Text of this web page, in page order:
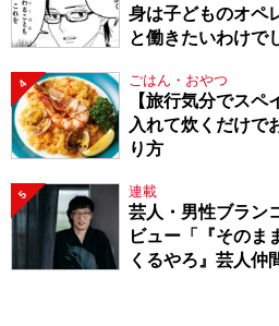
身は子どものオペ
と働きたいわけで
4 ごはん・おやつ
【旅行気分でス
入れて炊くだけで
り方
5 連載
芸人・男性ブラン
ビュー「『そのま
くるやろ』芸人仲